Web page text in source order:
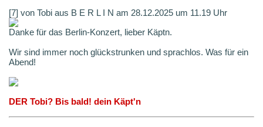
[7] von Tobi aus B E R L I N am 28.12.2025 um 11.19 Uhr
Danke für das Berlin-Konzert, lieber Käptn.
Wir sind immer noch glückstrunken und sprachlos. Was für ein
Abend!
DER Tobi? Bis bald! dein Käpt'n